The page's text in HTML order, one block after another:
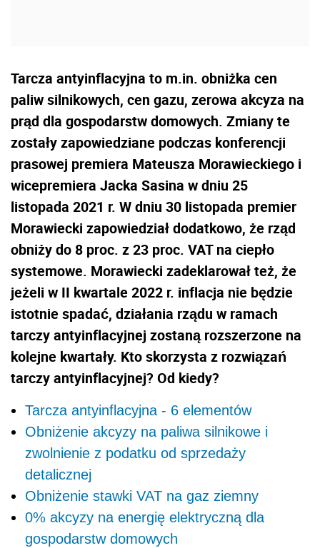
Tarcza antyinflacyjna to m.in. obniżka cen
paliw silnikowych, cen gazu, zerowa akcyza na
prąd dla gospodarstw domowych. Zmiany te
zostały zapowiedziane podczas konferencji
prasowej premiera Mateusza Morawieckiego i
wicepremiera Jacka Sasina w dniu 25
listopada 2021 r. W dniu 30 listopada premier
Morawiecki zapowiedział dodatkowo, że rząd
obniży do 8 proc. z 23 proc. VAT na ciepło
systemowe. Morawiecki zadeklarował też, że
jeżeli w II kwartale 2022 r. inflacja nie będzie
istotnie spadać, działania rządu w ramach
tarczy antyinflacyjnej zostaną rozszerzone na
kolejne kwartały. Kto skorzysta z rozwiązań
tarczy antyinflacyjnej? Od kiedy?
Tarcza antyinflacyjna - 6 elementów
Obniżenie akcyzy na paliwa silnikowe i
zwolnienie z podatku od sprzedaży
detalicznej
Obniżenie stawki VAT na gaz ziemny
0% akcyzy na energię elektryczną dla
gospodarstw domowych